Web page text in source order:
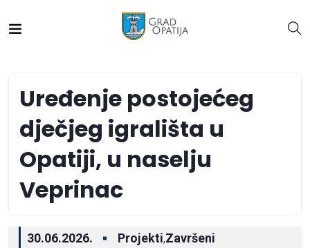
Uređenje postojećeg
dječjeg igrališta u
Opatiji, u naselju
Veprinac
30.06.2026. Projekti,Završeni